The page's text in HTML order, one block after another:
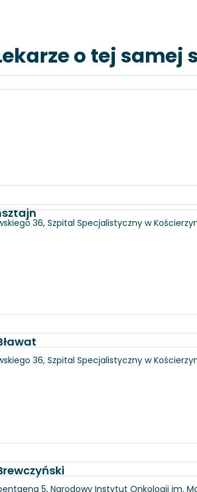
o tej samej
36, Szpital Specjalistyczny w
36, Szpital Specjalistyczny w
5, Narodowy Instytut Onkologii im.